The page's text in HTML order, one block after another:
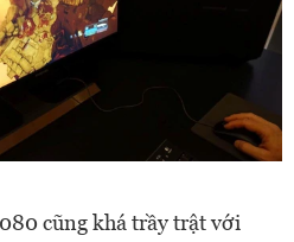
cũng khá trầy trật với